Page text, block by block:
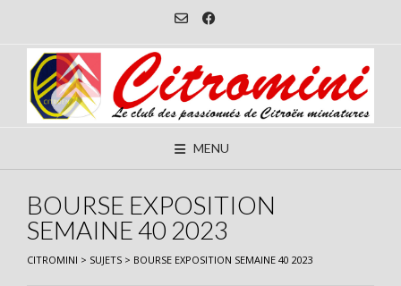
content
MENU
BOURSE EXPOSITION
SEMAINE 40 2023
CITROMINI > SUJETS > BOURSE EXPOSITION SEMAINE 40 2023